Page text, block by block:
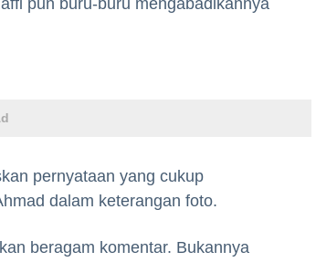
pun buru-buru mengabadikannya
pernyataan yang cukup
dalam keterangan foto.
beragam komentar. Bukannya